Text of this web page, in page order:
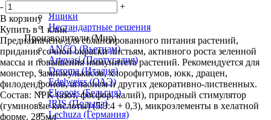
Ящики
Нестандартные решения
Производители (Мир)
ANCO (Вьетнам)
Artevasi (Португалия)
Deroma (Италия)
Edelweiss (ОАЭ)
Ekopots (Бельгия)
IRIS (Польша)
Lechuza (Германия)
-
+
В корзину
Купить в 1 клик
Предназначено для сблансированного питания растений,
придания сочной окраски листьям, активного роста зеленной
массы и повышения иммунитета растений. Рекомендуется для
монстер, замиокулькасов, хлорофитумов, юкк, драцен,
филодендронов, аглаонем и других декоративно-лиственных.
Состав: NPK (азот, фосфор, калий), природный стимулятор
(гуминовые кислоты) (5:3:4 + 0,3), микроэлементы в хелатной
форме. 285мл